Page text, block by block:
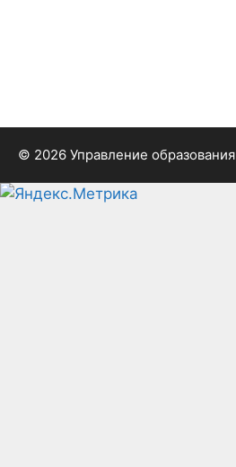
© 2026 Управление образования